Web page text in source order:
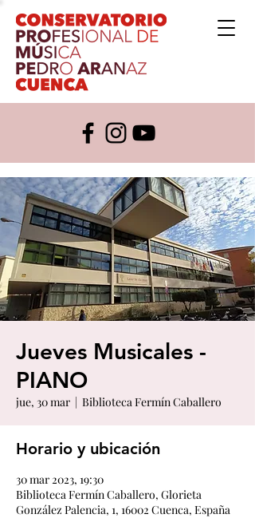
Jueves Musicales -
PIANO
jue, 30 mar
  |
Biblioteca Fermín Caballero
Horario y ubicación
30 mar 2023, 19:30
Biblioteca Fermín Caballero, Glorieta
González Palencia, 1, 16002 Cuenca, España